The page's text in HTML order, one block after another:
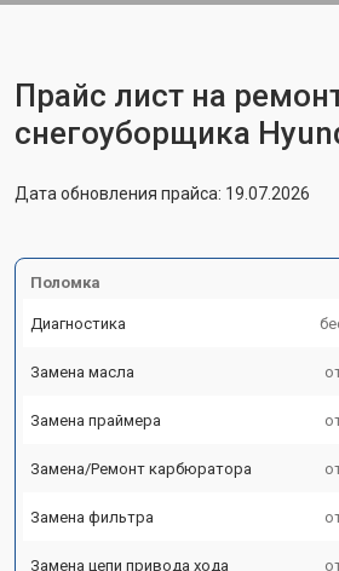
Прайс лист на
снегоуборщика
Дата обновления прайса: 19.07.2026
Поломка
Диагностика
Замена масла
Замена праймера
Замена/Pемонт карбюратора
Замена фильтра
Замена цепи привода хода